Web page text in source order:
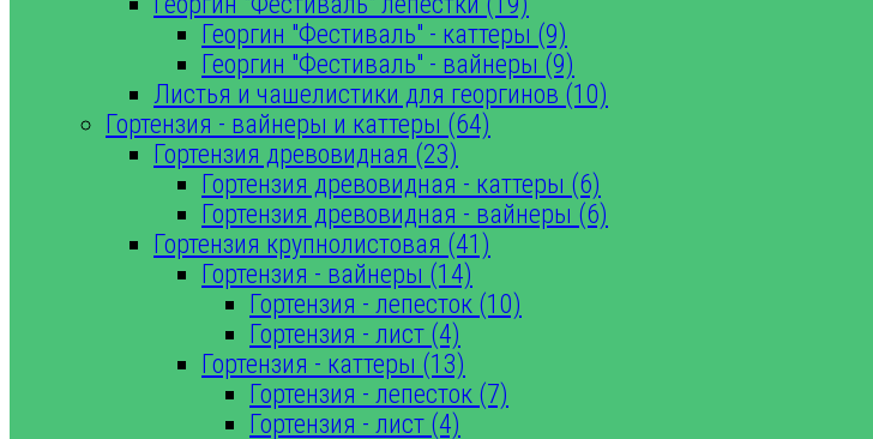
Георгин "Фестиваль" - каттеры (9)
Георгин "Фестиваль" - вайнеры (9)
Листья и чашелистики для георгинов (10)
Гортензия - вайнеры и каттеры (64)
Гортензия древовидная (23)
Гортензия древовидная - каттеры (6)
Гортензия древовидная - вайнеры (6)
Гортензия крупнолистовая (41)
Гортензия - вайнеры (14)
Гортензия - лепесток (10)
Гортензия - лист (4)
Гортензия - каттеры (13)
Гортензия - лепесток (7)
Гортензия - лист (4)